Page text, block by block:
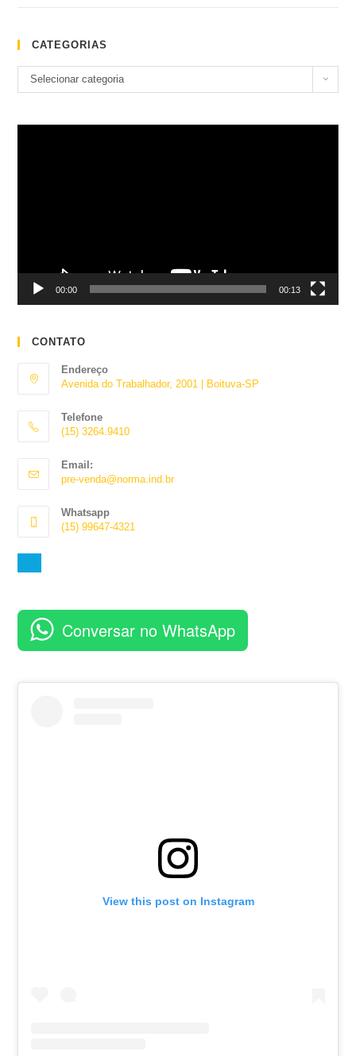
CATEGORIAS
Categorias
Selecionar categoria
00:00 00:13
CONTATO
Endereço
Avenida do Trabalhador, 2001 | Boituva-SP
Telefone
(15) 3264.9410
em
seu
Email:
pre-venda@norma.ind.brAbre
Whatsapp
(15) 99647-4321
aplicativo
Conversar no WhatsApp
View this post on Instagram